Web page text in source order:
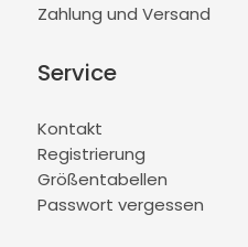
Zahlung und Versand
Service
Kontakt
Registrierung
Größentabellen
Passwort vergessen